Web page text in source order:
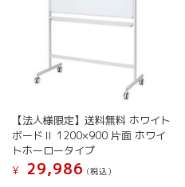
【法人様限定】送料無料 ホワイト
ボードⅡ 1200×900 片面 ホワイ
トホーロータイプ
¥
29,986 (税込）